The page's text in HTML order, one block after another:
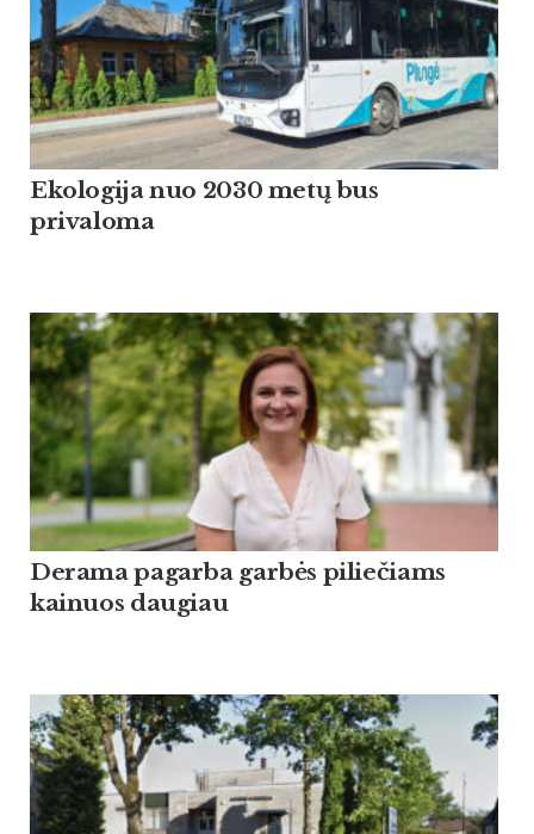
Ekologija nuo 2030 metų bus
privaloma
Derama pagarba garbės piliečiams
kainuos daugiau